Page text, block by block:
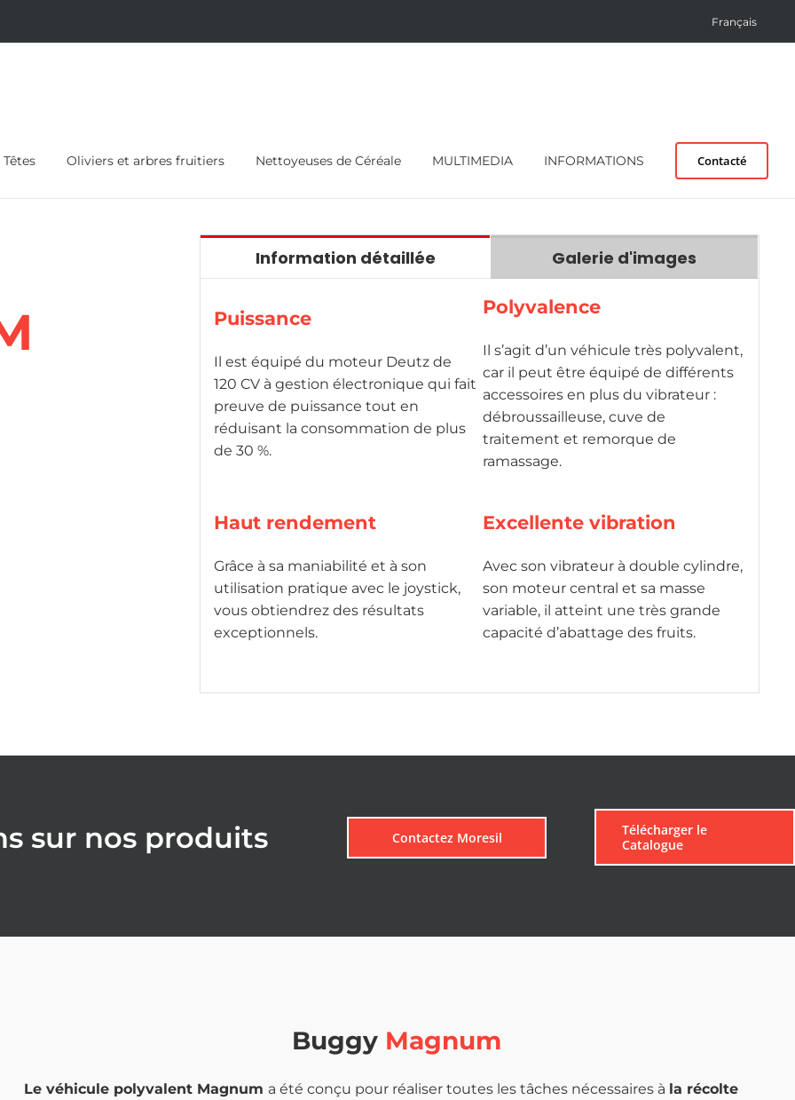
Français
Têtes Oliviers et arbres fruitiers Nettoyeuses de Céréale MULTIMEDIA INFORMATIONS Contacté
Information détaillée Galerie d'images
Puissance
Il est équipé du moteur Deutz de
120 CV à gestion électronique qui fait
preuve de puissance tout en
réduisant la consommation de plus
de 30 %.
Polyvalence
Il s’agit d’un véhicule très polyvalent,
car il peut être équipé de différents
accessoires en plus du vibrateur :
débroussailleuse, cuve de
traitement et remorque de
ramassage.
Haut rendement
Grâce à sa maniabilité et à son
utilisation pratique avec le joystick,
vous obtiendrez des résultats
exceptionnels.
Excellente vibration
Avec son vibrateur à double cylindre,
son moteur central et sa masse
variable, il atteint une très grande
capacité d’abattage des fruits.
sur nos produits Contactez Moresil
Télécharger le
Catalogue
Buggy Magnum
Le véhicule polyvalent Magnum a été conçu pour réaliser toutes les tâches nécessaires à la récolte